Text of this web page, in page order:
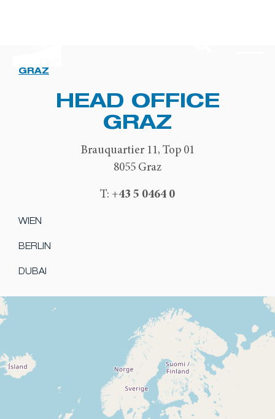
GRAZ
HEAD OFFICE
GRAZ
Brauquartier 11, Top 01
8055 Graz
T: +43 5 0464 0
WIEN
BERLIN
DUBAI